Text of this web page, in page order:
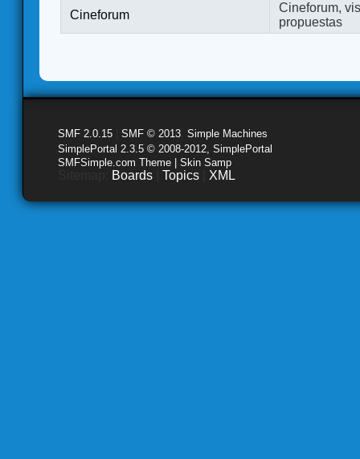
Cineforum
Cineforum,
propuestas
SMF 2.0.15 SMF © 2013 Simple Machines
SimplePortal 2.3.5 © 2008-2012, SimplePortal
SMFSimple.com Theme | Skin Samp
Boards Topics XML